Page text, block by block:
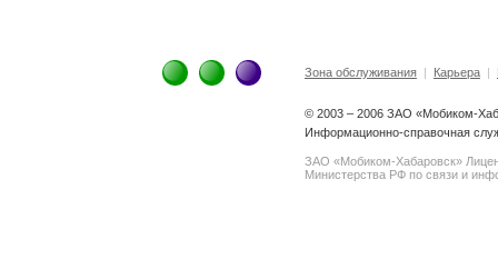
Зона обслуживания| Карьера|
© 2003 – 2006 ЗАО «Мобиком-
Информационно-справочная
ЗАО «Мобиком-Хабаровск»
Министерства РФ по связи и